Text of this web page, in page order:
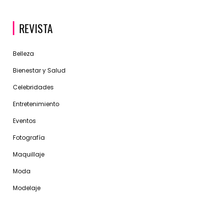
REVISTA
Belleza
Bienestar y Salud
Celebridades
Entretenimiento
Eventos
Fotografía
Maquillaje
Moda
Modelaje